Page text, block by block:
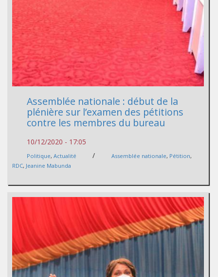
Assemblée nationale : début de la
plénière sur l’examen des pétitions
contre les membres du bureau
10/12/2020 - 17:05
Politique, Actualité / Assemblée nationale, Pétition,
RDC, Jeanine Mabunda